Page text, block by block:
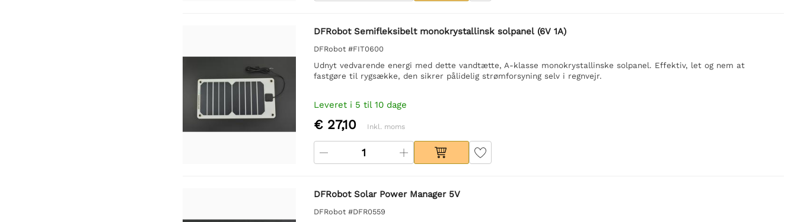
DFRobot Semifleksibelt monokrystallinsk solpanel (6V 1A)
DFRobot #FIT0600
Udnyt vedvarende energi med dette vandtætte, A-klasse monokrystallinske solpanel. Effektiv, let og nem at
fastgøre til rygsække, den sikrer pålidelig strømforsyning selv i regnvejr.
Leveret i 5 til 10 dage
€ 27,10 Inkl. moms
DFRobot Solar Power Manager 5V
DFRobot #DFR0559